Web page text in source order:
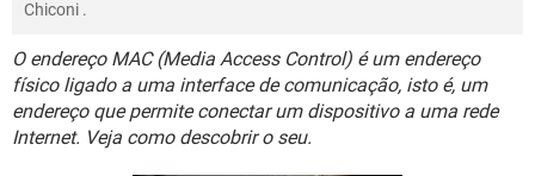
GUIA DE COMPRAS
GUIA DE COMPRAS
CELULAR
INSTAGRAM GMAIL
GUIA DE COMPRAS
CELULAR FACEBOOK
OUTLOOK EXCEL
INSTAGRAM GMAIL
JOGOS WHATSAPP
CELULAR FACEBOOK
Chiconi .
O endereço MAC (Media Access Control) é um endereço
físico ligado a uma interface de comunicação, isto é, um
endereço que permite conectar um dispositivo a uma rede
Internet. Veja como descobrir o seu.